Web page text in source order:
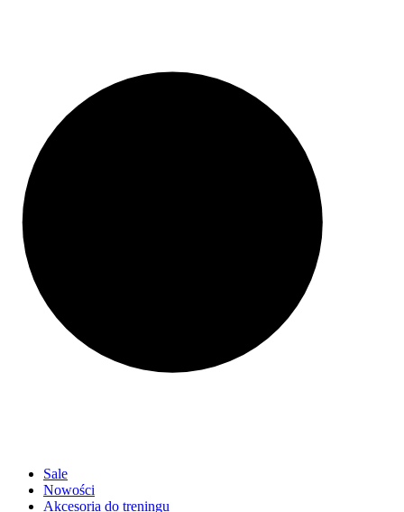
Sale
Nowości
Akcesoria do treningu